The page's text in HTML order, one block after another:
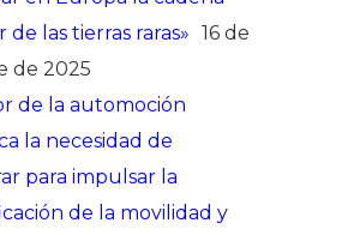
de las tierras raras» 16 de
de 2025
de la automoción
la necesidad de
para impulsar la
de la movilidad y